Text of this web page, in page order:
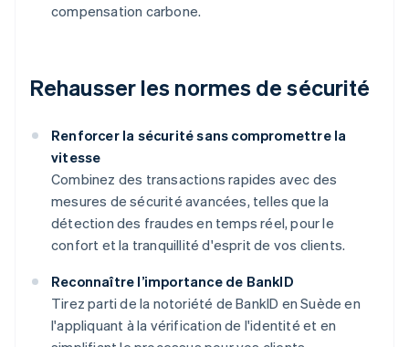
compensation carbone.
Rehausser les normes de sécurité
Renforcer la sécurité sans compromettre la
vitesse
Combinez des transactions rapides avec des
mesures de sécurité avancées, telles que la
détection des fraudes en temps réel, pour le
confort et la tranquillité d'esprit de vos clients.
Reconnaître l’importance de BankID
Tirez parti de la notoriété de BankID en Suède en
l'appliquant à la vérification de l'identité et en